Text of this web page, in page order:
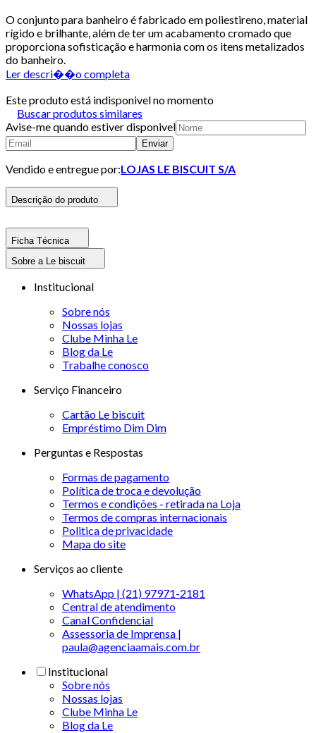
O conjunto para banheiro é fabricado em poliestireno, material
rígido e brilhante, além de ter um acabamento cromado que
proporciona sofisticação e harmonia com os itens metalizados
do banheiro.
Ler descri��o completa
Este produto está indisponivel no momento
Buscar produtos similares
Avise-me quando estiver disponivel
Enviar
Vendido e entregue por:LOJAS LE BISCUIT S/A
Descrição do produto
Ficha Técnica
Sobre a Le biscuit
Institucional
Sobre nós
Nossas lojas
Clube Minha Le
Blog da Le
Trabalhe conosco
Serviço Financeiro
Cartão Le biscuit
Empréstimo Dim Dim
Perguntas e Respostas
Formas de pagamento
Política de troca e devolução
Termos e condições - retirada na Loja
Termos de compras internacionais
Politica de privacidade
Mapa do site
Serviços ao cliente
WhatsApp | (21) 97971-2181
Central de atendimento
Canal Confidencial
Assessoria de Imprensa |
paula@agenciaamais.com.br
Institucional
Sobre nós
Nossas lojas
Clube Minha Le
Blog da Le